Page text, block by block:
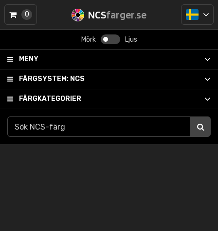
NCSfarger.se
Mörk Ljus
MENY
FÄRGSYSTEM: NCS
FÄRGKATEGORIER
0